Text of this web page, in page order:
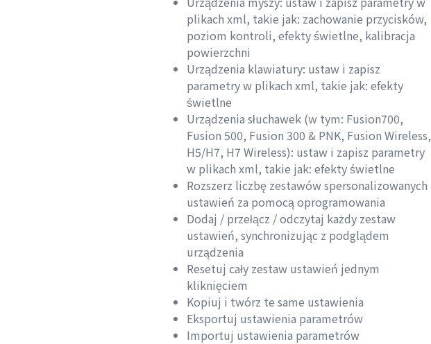
plikach xml, takie jak: zachowanie przycisków,
poziom kontroli, efekty świetlne, kalibracja
powierzchni
Urządzenia klawiatury: ustaw i zapisz
parametry w plikach xml, takie jak: efekty
świetlne
Urządzenia słuchawek (w tym: Fusion700,
Fusion 500, Fusion 300 & PNK, Fusion Wireless,
H5/H7, H7 Wireless): ustaw i zapisz parametry
w plikach xml, takie jak: efekty świetlne
Rozszerz liczbę zestawów spersonalizowanych
ustawień za pomocą oprogramowania
Dodaj / przełącz / odczytaj każdy zestaw
ustawień, synchronizując z podglądem
urządzenia
Resetuj cały zestaw ustawień jednym
kliknięciem
Kopiuj i twórz te same ustawienia
Eksportuj ustawienia parametrów
Importuj ustawienia parametrów